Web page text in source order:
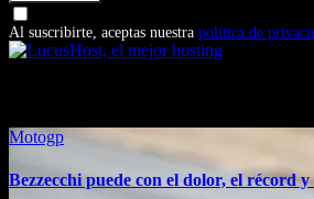
Al suscribirte, aceptas nuestra política de
Motogp
Bezzecchi puede con el dolor, el récord y